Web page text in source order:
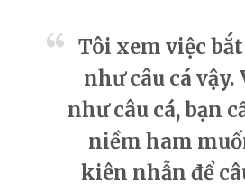
Tôi xem việc
như câu cá vậy.
như câu cá, bạn
niềm ham
kiên nhẫn để